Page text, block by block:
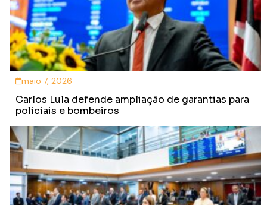
maio 7, 2026
Carlos Lula defende ampliação de garantias para
policiais e bombeiros